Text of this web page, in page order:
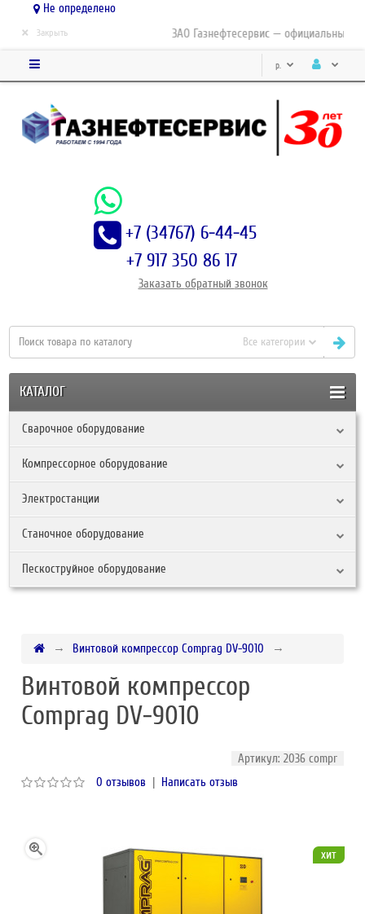
Не определено
ЗАО Газнефтесервис — официальный
× Закрыть
р.
+7 (34767) 6-44-45
+7 917 350 86 17
Заказать обратный звонок
Все категории
КАТАЛОГ
Сварочное оборудование
Компрессорное оборудование
Электростанции
Станочное оборудование
Пескоструйное оборудование
Винтовой компрессор Comprag DV-9010
Винтовой компрессор
Comprag DV-9010
Артикул: 2036 compr
0 отзывов | Написать отзыв
хит